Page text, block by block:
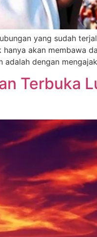
yang sudah
akan membawa
adalah dengan
Terbuka